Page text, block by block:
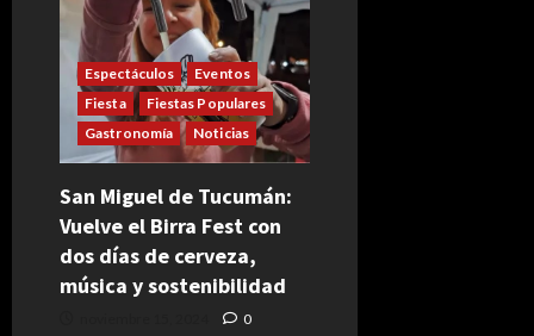
Espectáculos
Eventos
Fiesta
Fiestas Populares
Gastronomía
Noticias
San Miguel de Tucumán:
Vuelve el Birra Fest con
dos días de cerveza,
música y sostenibilidad
0